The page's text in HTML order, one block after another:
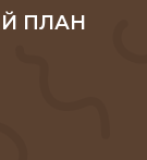
ПЛАН